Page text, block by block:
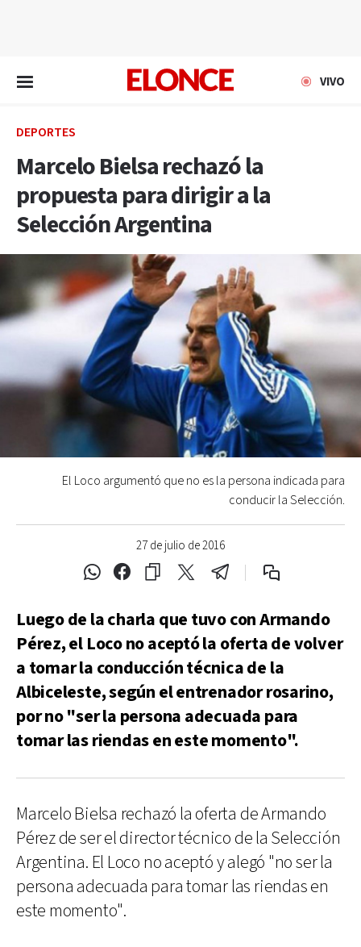
VIVO
DEPORTES
Marcelo Bielsa rechazó la
propuesta para dirigir a la
Selección Argentina
27 de julio de 2016
El Loco argumentó que no es la persona indicada para
conducir la Selección.
Luego de la charla que tuvo con Armando
Pérez, el Loco no aceptó la oferta de volver
a tomar la conducción técnica de la
Albiceleste, según el entrenador rosarino,
por no "ser la persona adecuada para
tomar las riendas en este momento".
Marcelo Bielsa rechazó la oferta de Armando
Pérez de ser el director técnico de la Selección
Argentina. El Loco no aceptó y alegó "no ser la
persona adecuada para tomar las riendas en
este momento".